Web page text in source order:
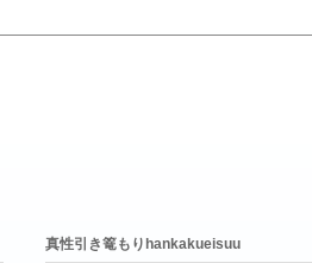
真性引き篭もりhankakueisuu